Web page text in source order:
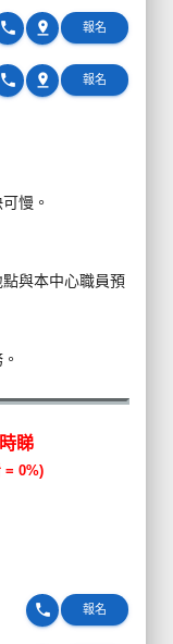
報名
pin_drop
phone
報名
pin_drop
phone
慢。
點與本中心職員預
睇
= 0%)
報名
phone